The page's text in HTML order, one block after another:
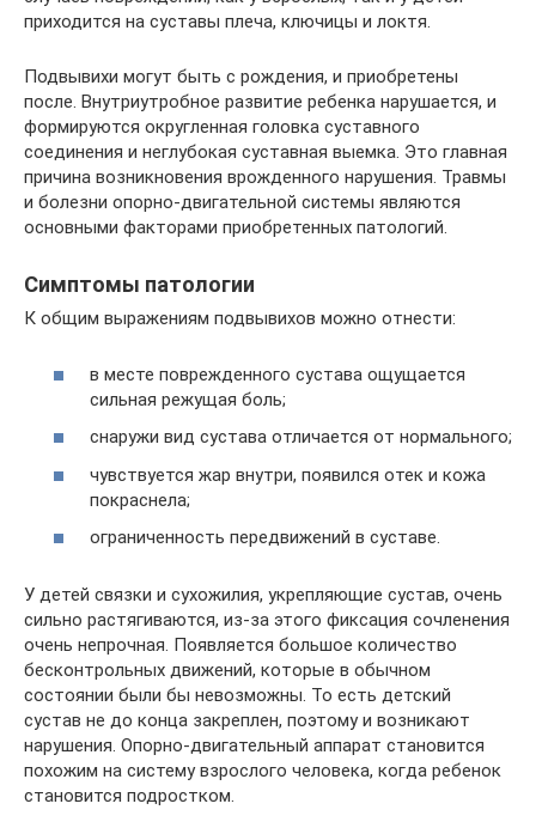
приходится на суставы плеча, ключицы и локтя.
Подвывихи могут быть с рождения, и приобретены
после. Внутриутробное развитие ребенка нарушается, и
формируются округленная головка суставного
соединения и неглубокая суставная выемка. Это главная
причина возникновения врожденного нарушения. Травмы
и болезни опорно-двигательной системы являются
основными факторами приобретенных патологий.
Симптомы патологии
К общим выражениям подвывихов можно отнести:
в месте поврежденного сустава ощущается
сильная режущая боль;
снаружи вид сустава отличается от нормального;
чувствуется жар внутри, появился отек и кожа
покраснела;
ограниченность передвижений в суставе.
У детей связки и сухожилия, укрепляющие сустав, очень
сильно растягиваются, из-за этого фиксация сочленения
очень непрочная. Появляется большое количество
бесконтрольных движений, которые в обычном
состоянии были бы невозможны. То есть детский
сустав не до конца закреплен, поэтому и возникают
нарушения. Опорно-двигательный аппарат становится
похожим на систему взрослого человека, когда ребенок
становится подростком.